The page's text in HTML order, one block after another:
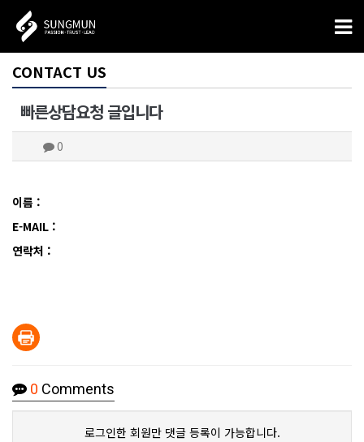
CONTACT US
빠른상담요청 글입니다
0
이름 :
E-MAIL :
연락처 :
0 Comments
로그인한 회원만 댓글 등록이 가능합니다.